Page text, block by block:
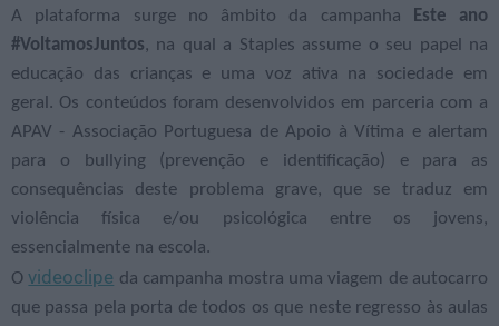
A plataforma surge no âmbito da campanha
Este ano
#VoltamosJuntos, na qual a Staples assume o seu papel na
educação das crianças e uma voz ativa na sociedade em
geral. Os conteúdos foram desenvolvidos em parceria com a
APAV - Associação Portuguesa de Apoio à Vítima e alertam
para o bullying (prevenção e identificação) e para as
consequências deste problema grave, que se traduz em
violência física e/ou psicológica entre os jovens,
essencialmente na escola.
Ovideoclipe da campanha mostra uma viagem de autocarro
que passa pela porta de todos os que neste regresso às aulas